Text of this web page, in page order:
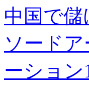
中国で
ソード
ーション